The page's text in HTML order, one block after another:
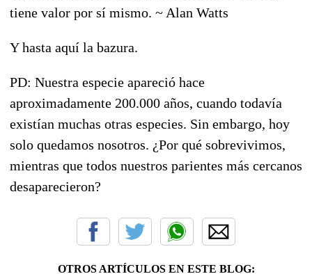
tiene valor por sí mismo. ~ Alan Watts
Y hasta aquí la bazura.
PD: Nuestra especie apareció hace
aproximadamente 200.000 años, cuando todavía
existían muchas otras especies. Sin embargo, hoy
solo quedamos nosotros. ¿Por qué sobrevivimos,
mientras que todos nuestros parientes más cercanos
desaparecieron?
OTROS ARTÍCULOS EN ESTE BLOG: